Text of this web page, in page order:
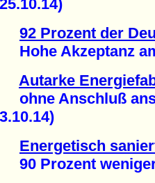
92 Prozent der
Hohe Akzeptanz
Autarke
ohne Anschluß
Energetisch
90 Prozent weniger